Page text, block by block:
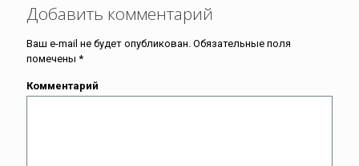
Добавить комментарий
Ваш e-mail не будет опубликован. Обязательные поля
помечены *
Комментарий